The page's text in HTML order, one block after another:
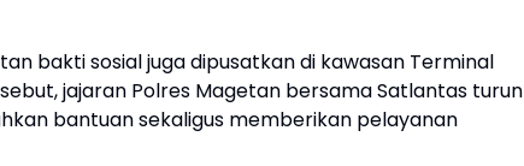
bakti sosial juga dipusatkan di kawasan Terminal
jajaran Polres Magetan bersama Satlantas turun
bantuan sekaligus memberikan pelayanan